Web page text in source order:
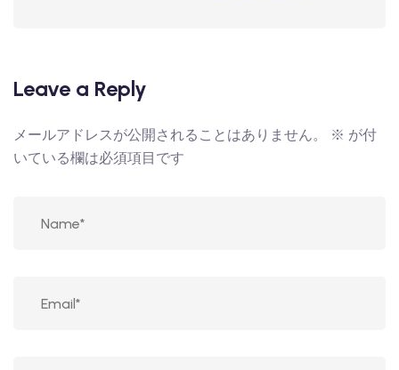
Leave a Reply
メールアドレスが公開されることはありません。 ※ が付
いている欄は必須項目です